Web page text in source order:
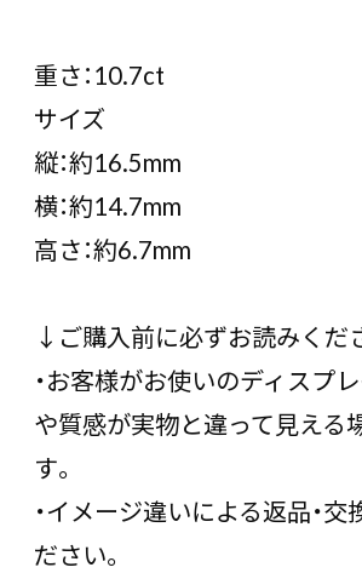
重さ：10.7ct
サイズ
縦：約16.5mm
横：約14.7mm
高さ：約6.7mm
↓ご購入前に必ずお読みくだ
・お客様がお使いのディスプ
や質感が実物と違って見える
す。
・イメージ違いによる返品・交
ださい。